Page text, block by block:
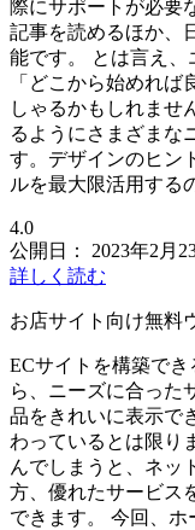
際にサポートが必要
記事を読めるほか、
能です。 とは言え
「どこから始めれ
しゃるかもしれませ
るようにさまざまな
す。デザインのヒン
ルを最大限活用する
4.0
公開日：
2023年2月
詳しく読む
お店サイト向け無料
ECサイトを構築で
ら、ニーズに合った
品をきれいに表示で
わっているとは限り
んでしまうと、ネッ
方、優れたサービス
できます。 今回、ホ